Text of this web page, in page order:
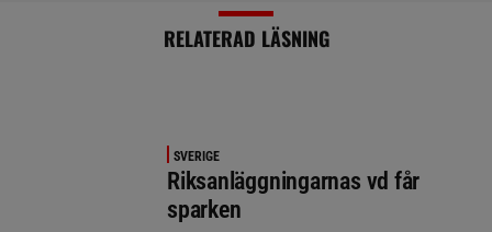
RELATERAD LÄSNING
SVERIGE
Riksanläggningarnas vd får
sparken